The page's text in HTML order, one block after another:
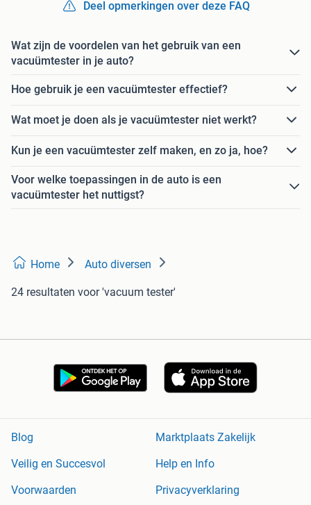
Deel opmerkingen over deze FAQ
Wat zijn de voordelen van het gebruik van een
vacuümtester in je auto?
Hoe gebruik je een vacuümtester effectief?
Wat moet je doen als je vacuümtester niet werkt?
Kun je een vacuümtester zelf maken, en zo ja, hoe?
Voor welke toepassingen in de auto is een
vacuümtester het nuttigst?
Home Auto diversen
24 resultaten voor 'vacuum tester'
Blog
Marktplaats Zakelijk
Veilig en Succesvol
Help en Info
Voorwaarden
Privacyverklaring